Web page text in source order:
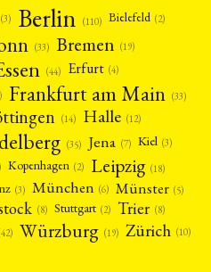
(3) Berlin (110) Bielefeld (2)
(33) Bremen (19)
(44) Erfurt (4)
Frankfurt am Main (33)
(14) Halle (12)
(35) Jena (7) Kiel (3)
Kopenhagen (2) Leipzig (18)
(3) München (6) Münster (5)
(8) Stuttgart (2) Trier (8)
Würzburg (19) Zürich (10)